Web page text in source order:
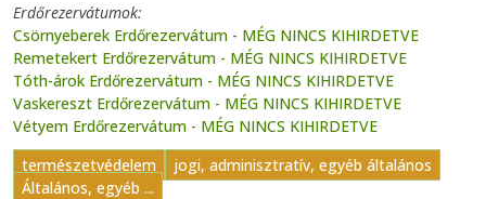
Erdőrezervátumok
Csörnyeberek Erdőrezervátum - MÉG NINCS KIHIRDETVE
Remetekert Erdőrezervátum - MÉG NINCS KIHIRDETVE
Tóth-árok Erdőrezervátum - MÉG NINCS KIHIRDETVE
Vaskereszt Erdőrezervátum - MÉG NINCS KIHIRDETVE
Vétyem Erdőrezervátum - MÉG NINCS KIHIRDETVE
természetvédelem
jogi, adminisztratív, egyéb általános
Általános, egyéb ...